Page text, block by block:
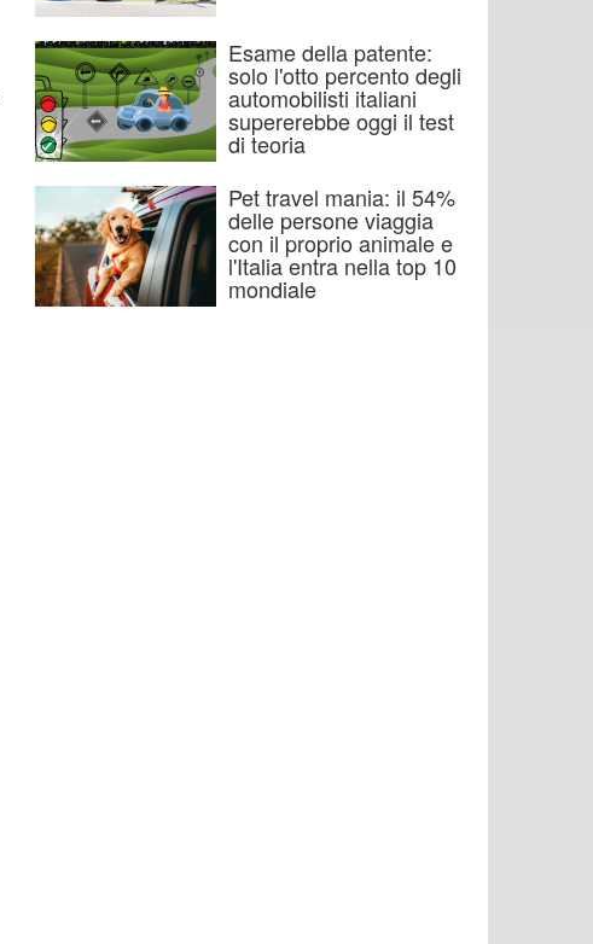
Esame della patente:
solo l'otto percento degli
automobilisti italiani
supererebbe oggi il test
di teoria
Pet travel mania: il 54%
delle persone viaggia
con il proprio animale e
l'Italia entra nella top 10
mondiale